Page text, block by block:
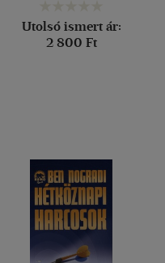
Utolsó ismert ár:
2 800 Ft